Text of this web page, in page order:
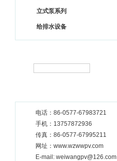
立式泵系列
给排水设备
电话：86-0577-67983721
手机：13757872936
传真：86-0577-67995211
网址：www.wzwwpv.com
E-mail: weiwangpv@126.com